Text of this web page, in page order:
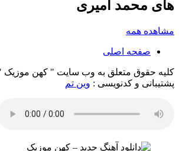
های محمد امیری
مشاهده همه
صفحه اصلی
کلیه حقوق متعلق به وب سایت " کهن موزیک
پشتیبانی و کدنویسی : وین تم